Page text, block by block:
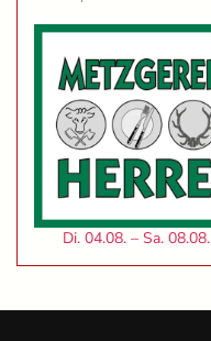
Di. 04.08. – Sa. 08.08.